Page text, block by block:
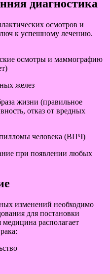
диагностика
осмотров и
к успешному лечению.
осмотры и маммографию
желез
жизни (правильное
отказ от вредных
человека (ВПЧ)
при появлении любых
изменений необходимо
для постановки
располагает